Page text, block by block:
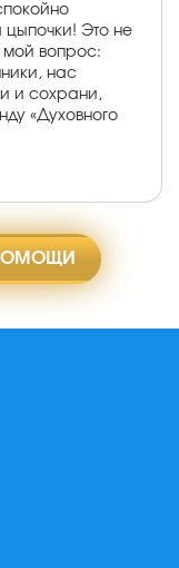
цыпочки! Это не
мой вопрос:
нас
и сохрани,
«Духовного